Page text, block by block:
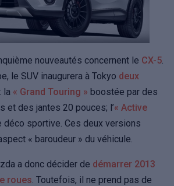
nouveautés concernent le CX-5
le SUV inaugurera à Tokyo deux
: la « Grand Touring » boostée par des
et des jantes 20 pouces; l’« Active
déco sportive. Ces deux versions
« baroudeur » du véhicule.
a donc décider de démarrer 2013
roues . Toutefois, il ne prend pas de